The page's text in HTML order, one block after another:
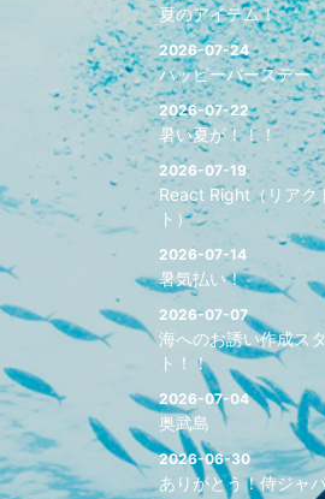
夏のアイテム！
2026-07-24
ハッピーバースデー
2026-07-22
暑い夏が！！！
2026-07-19
React Right（リアク
ト）
2026-07-14
暑気払い！
2026-07-07
海へのお誘い作成ス
ト！！
2026-07-04
奥武島
2026-06-30
ありがとう！侍ジャ